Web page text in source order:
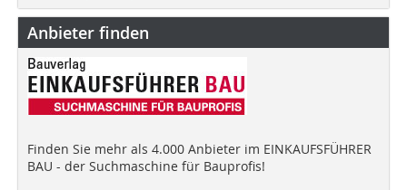
Anbieter finden
Finden Sie mehr als 4.000 Anbieter im EINKAUFSFÜHRER
BAU - der Suchmaschine für Bauprofis!